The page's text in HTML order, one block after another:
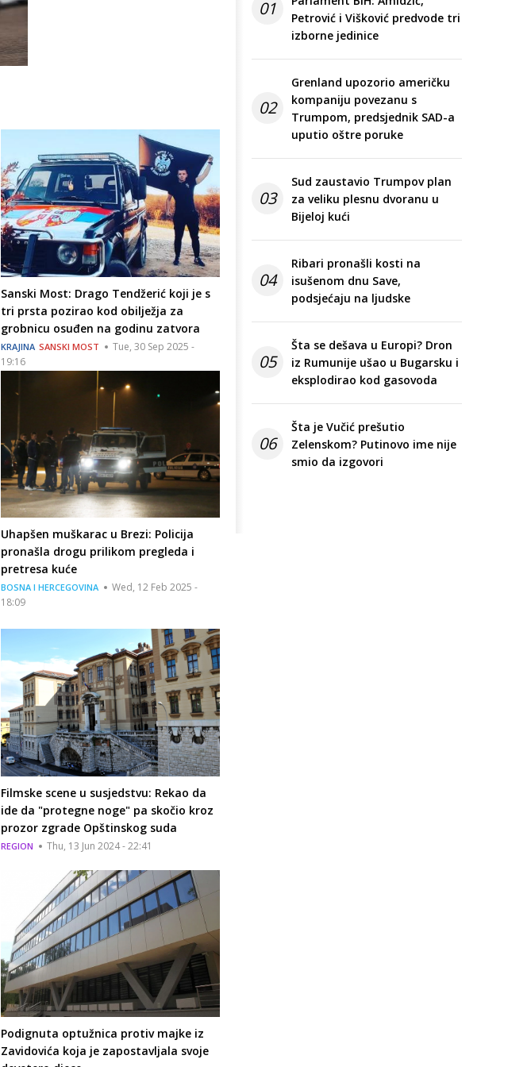
Sanski Most: Drago Tendžerić koji je s
tri prsta pozirao kod obilježja za
grobnicu osuđen na godinu zatvora
KRAJINA SANSKI MOST
Tue, 30 Sep 2025 -
19:16
Uhapšen muškarac u Brezi: Policija
pronašla drogu prilikom pregleda i
pretresa kuće
BOSNA I HERCEGOVINA
Wed, 12 Feb 2025 -
18:09
Filmske scene u susjedstvu: Rekao da
ide da "protegne noge" pa skočio kroz
prozor zgrade Opštinskog suda
REGION Thu, 13 Jun 2024 - 22:41
Podignuta optužnica protiv majke iz
Zavidovića koja je zapostavljala svoje
01
Petrović i Višković predvode tri
izborne jedinice
02
Grenland upozorio američku
kompaniju povezanu s
Trumpom, predsjednik SAD-a
uputio oštre poruke
03
Sud zaustavio Trumpov plan
za veliku plesnu dvoranu u
Bijeloj kući
04
Ribari pronašli kosti na
isušenom dnu Save,
podsjećaju na ljudske
05
Šta se dešava u Europi? Dron
iz Rumunije ušao u Bugarsku i
eksplodirao kod gasovoda
06
Šta je Vučić prešutio
Zelenskom? Putinovo ime nije
smio da izgovori